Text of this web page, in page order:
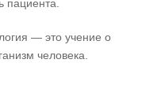
пациента.
— это учение о
человека.